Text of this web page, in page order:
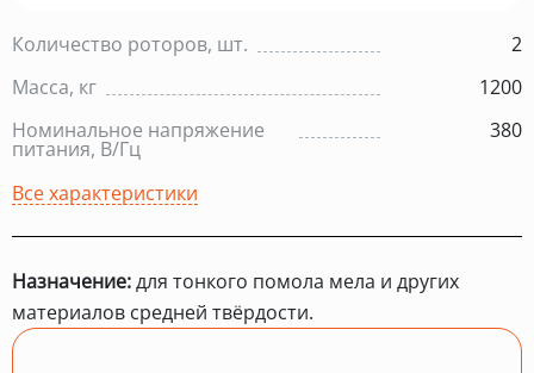
Количество роторов, шт.
2
Масса, кг
1200
Номинальное напряжение
питания, В/Гц
380
Все характеристики
Назначение:для тонкого помола мела и других
материалов средней твёрдости.